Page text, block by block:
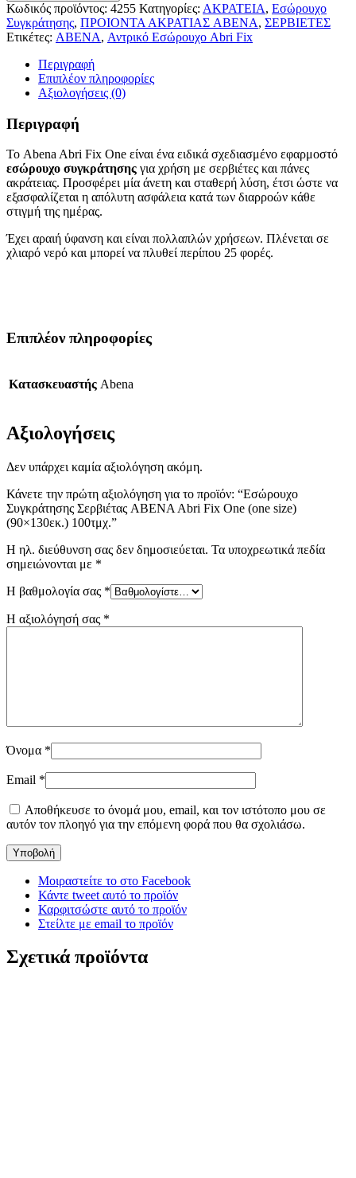
Κωδικός προϊόντος: 4255 Κατηγορίες: ΑΚΡΑΤΕΙΑ, Εσώρουχο
Συγκράτησης, ΠΡΟΙΟΝΤΑ ΑΚΡΑΤΙΑΣ ABENA, ΣΕΡΒΙΕΤΕΣ
Ετικέτες: ABENA, Αντρικό Εσώρουχο Abri Fix
Περιγραφή
Επιπλέον πληροφορίες
Αξιολογήσεις (0)
Περιγραφή
Το Abena Abri Fix One είναι ένα ειδικά σχεδιασμένο εφαρμοστό
εσώρουχο συγκράτησης για χρήση με σερβιέτες και πάνες
ακράτειας. Προσφέρει μία άνετη και σταθερή λύση, έτσι ώστε να
εξασφαλίζεται η απόλυτη ασφάλεια κατά των διαρροών κάθε
στιγμή της ημέρας.
Έχει αραιή ύφανση και είναι πολλαπλών χρήσεων. Πλένεται σε
χλιαρό νερό και μπορεί να πλυθεί περίπου 25 φορές.
Επιπλέον πληροφορίες
Κατασκευαστής Abena
Αξιολογήσεις
Δεν υπάρχει καμία αξιολόγηση ακόμη.
Κάνετε την πρώτη αξιολόγηση για το προϊόν: “Εσώρουχο
Συγκράτησης Σερβιέτας ABENA Abri Fix One (one size)
(90×130εκ.) 100τμχ.”
Η ηλ. διεύθυνση σας δεν δημοσιεύεται. Τα υποχρεωτικά πεδία
σημειώνονται με *
Η βαθμολογία σας *
Η αξιολόγησή σας *
Όνομα *
Email *
Αποθήκευσε το όνομά μου, email, και τον ιστότοπο μου σε
αυτόν τον πλοηγό για την επόμενη φορά που θα σχολιάσω.
Μοιραστείτε το στο Facebook
Κάντε tweet αυτό το προϊόν
Καρφιτσώστε αυτό το προϊόν
Στείλτε με email το προϊόν
Σχετικά προϊόντα